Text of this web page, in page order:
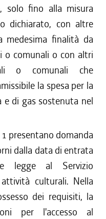
solo fino alla misura
dichiarato, con altre
medesima finalità da
o comunali o con altri
o comunali che
la spesa per la
di gas sostenuta nel
presentano domanda
dalla data di entrata
legge al Servizio
culturali. Nella
dei requisiti, la
per l'accesso al